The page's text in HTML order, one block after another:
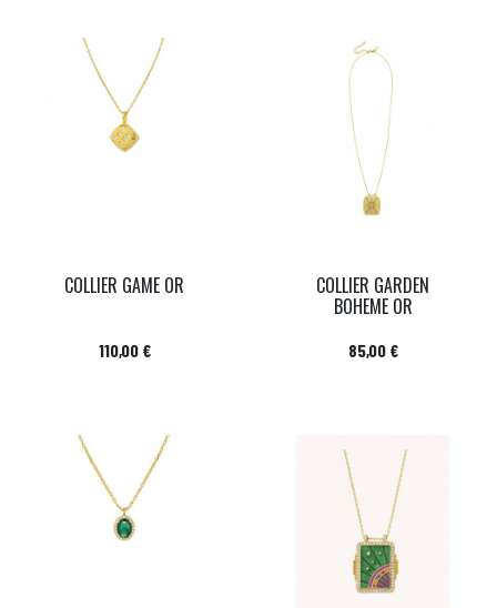
COLLIER GAME OR
Prix
110,00 €
COLLIER GARDEN
BOHEME OR
Prix
85,00 €